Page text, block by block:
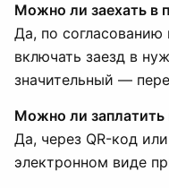
Можно ли заехать в
Да, по
включать заезд в
значительный —
Можно ли заплатить
Да, через QR-код
электронном виде